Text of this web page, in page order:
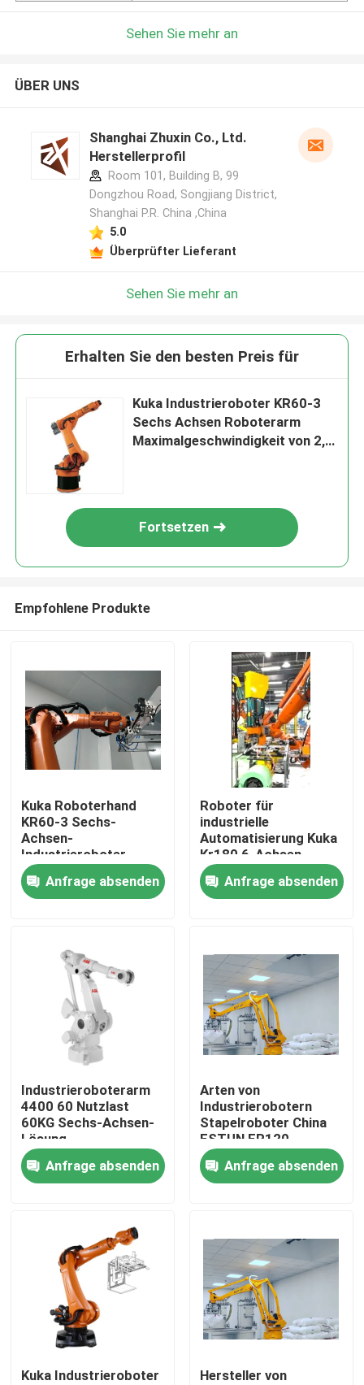
Produkte
Videos
VR-Show
Über uns
Werksbesichtigung
Kontakt mit uns
Neuigkeiten
Rechtssachen
Sehen Sie mehr an
ÜBER UNS
Shanghai Zhuxin Co., Ltd.
Herstellerprofil
Room 101, Building B, 99
Dongzhou Road, Songjiang District,
Shanghai P.R. China ,China
5.0
Überprüfter Lieferant
Sehen Sie mehr an
Erhalten Sie den besten Preis für
Kuka Industrieroboter KR60-3
Sechs Achsen Roboterarm
Maximalgeschwindigkeit von 2,2
Fortsetzen
Empfohlene Produkte
Kuka Roboterhand
KR60-3 Sechs-
Achsen-
Industrieroboter
Beeindruckende
Geschwindigkeit
Anfrage absenden
Roboter für
industrielle
Automatisierung Kuka
Kr180 6-Achsen-
Roboter
Anfrage absenden
Industrieroboterarm
4400 60 Nutzlast
60KG Sechs-Achsen-
Lösung
Anfrage absenden
Arten von
Industrierobotern
Stapelroboter China
ESTUN ER120
Anfrage absenden
Kuka Industrieroboter
Hersteller von